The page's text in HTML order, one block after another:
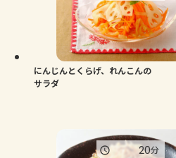
よくあるお問い合わせ
お買い物
にんじんとくらげ、れんこんの
サラダ
20分